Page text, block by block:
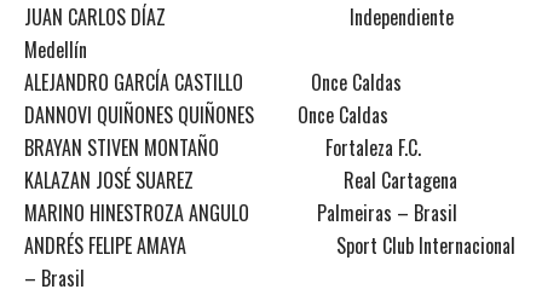
JUAN CARLOS DÍAZ Independiente
Medellín
ALEJANDRO GARCÍA CASTILLO Once Caldas
DANNOVI QUIÑONES QUIÑONES Once Caldas
BRAYAN STIVEN MONTAÑO Fortaleza F.C.
KALAZAN JOSÉ SUAREZ Real Cartagena
MARINO HINESTROZA ANGULO Palmeiras – Brasil
ANDRÉS FELIPE AMAYA Sport Club Internacional
– Brasil